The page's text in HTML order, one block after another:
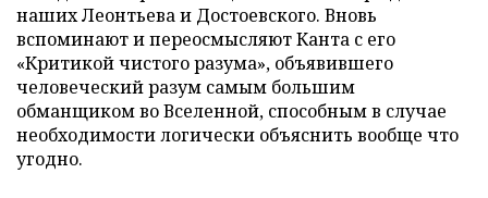
наших Леонтьева и Достоевского. Вновь
вспоминают и переосмысляют Канта с его
«Критикой чистого разума», объявившего
человеческий разум самым большим
обманщиком во Вселенной, способным в случае
необходимости логически объяснить вообще что
угодно.